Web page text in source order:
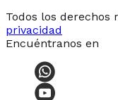
Todos los derechos
privacidad
Encuéntranos en